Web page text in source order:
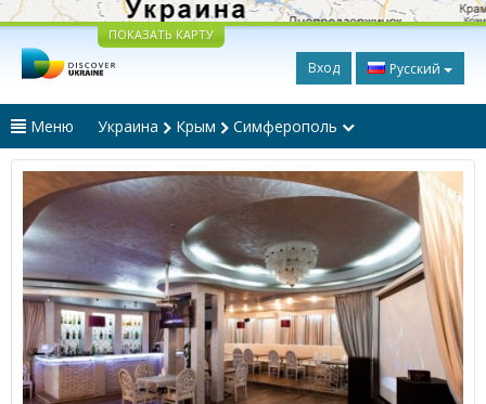
ПОКАЗАТЬ КАРТУ
Вход Русский
Меню Украина Крым Симферополь